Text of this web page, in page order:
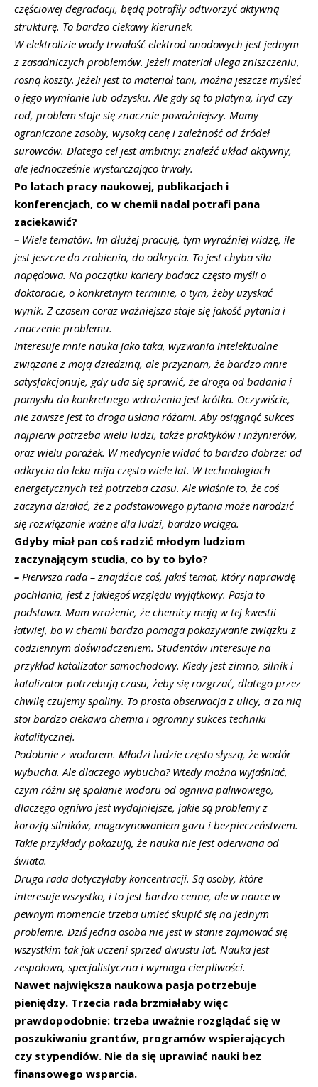
częściowej degradacji, będą potrafiły odtworzyć aktywną
strukturę. To bardzo ciekawy kierunek.
W elektrolizie wody trwałość elektrod anodowych jest jednym
z zasadniczych problemów. Jeżeli materiał ulega zniszczeniu,
rosną koszty. Jeżeli jest to materiał tani, można jeszcze myśleć
o jego wymianie lub odzysku. Ale gdy są to platyna, iryd czy
rod, problem staje się znacznie poważniejszy. Mamy
ograniczone zasoby, wysoką cenę i zależność od źródeł
surowców. Dlatego cel jest ambitny: znaleźć układ aktywny,
ale jednocześnie wystarczająco trwały.
Po latach pracy naukowej, publikacjach i
konferencjach, co w chemii nadal potrafi pana
zaciekawić?
– Wiele tematów. Im dłużej pracuję, tym wyraźniej widzę, ile
jest jeszcze do zrobienia, do odkrycia. To jest chyba siła
napędowa. Na początku kariery badacz często myśli o
doktoracie, o konkretnym terminie, o tym, żeby uzyskać
wynik. Z czasem coraz ważniejsza staje się jakość pytania i
znaczenie problemu.
Interesuje mnie nauka jako taka, wyzwania intelektualne
związane z moją dziedziną, ale przyznam, że bardzo mnie
satysfakcjonuje, gdy uda się sprawić, że droga od badania i
pomysłu do konkretnego wdrożenia jest krótka. Oczywiście,
nie zawsze jest to droga usłana różami. Aby osiągnąć sukces
najpierw potrzeba wielu ludzi, także praktyków i inżynierów,
oraz wielu porażek. W medycynie widać to bardzo dobrze: od
odkrycia do leku mija często wiele lat. W technologiach
energetycznych też potrzeba czasu. Ale właśnie to, że coś
zaczyna działać, że z podstawowego pytania może narodzić
się rozwiązanie ważne dla ludzi, bardzo wciąga.
Gdyby miał pan coś radzić młodym ludziom
zaczynającym studia, co by to było?
– Pierwsza rada – znajdźcie coś, jakiś temat, który naprawdę
pochłania, jest z jakiegoś względu wyjątkowy. Pasja to
podstawa. Mam wrażenie, że chemicy mają w tej kwestii
łatwiej, bo w chemii bardzo pomaga pokazywanie związku z
codziennym doświadczeniem. Studentów interesuje na
przykład katalizator samochodowy. Kiedy jest zimno, silnik i
katalizator potrzebują czasu, żeby się rozgrzać, dlatego przez
chwilę czujemy spaliny. To prosta obserwacja z ulicy, a za nią
stoi bardzo ciekawa chemia i ogromny sukces techniki
katalitycznej.
Podobnie z wodorem. Młodzi ludzie często słyszą, że wodór
wybucha. Ale dlaczego wybucha? Wtedy można wyjaśniać,
czym różni się spalanie wodoru od ogniwa paliwowego,
dlaczego ogniwo jest wydajniejsze, jakie są problemy z
korozją silników, magazynowaniem gazu i bezpieczeństwem.
Takie przykłady pokazują, że nauka nie jest oderwana od
świata.
Druga rada dotyczyłaby koncentracji. Są osoby, które
interesuje wszystko, i to jest bardzo cenne, ale w nauce w
pewnym momencie trzeba umieć skupić się na jednym
problemie. Dziś jedna osoba nie jest w stanie zajmować się
wszystkim tak jak uczeni sprzed dwustu lat. Nauka jest
zespołowa, specjalistyczna i wymaga cierpliwości.
Nawet największa naukowa pasja potrzebuje
pieniędzy. Trzecia rada brzmiałaby więc
prawdopodobnie: trzeba uważnie rozglądać się w
poszukiwaniu grantów, programów wspierających
czy stypendiów. Nie da się uprawiać nauki bez
finansowego wsparcia.